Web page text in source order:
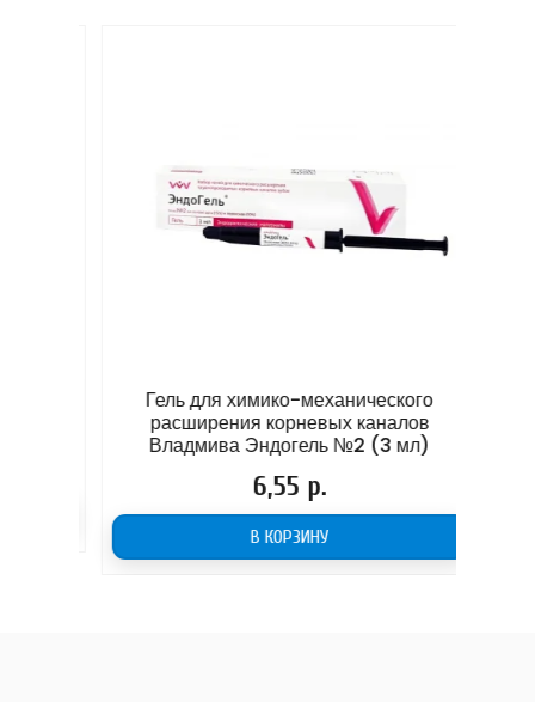
Гель для химико-механического
расширения корневых каналов
Владмива Эндогель №2 (3 мл)
Цена
6,55 р.
В КОРЗИНУ